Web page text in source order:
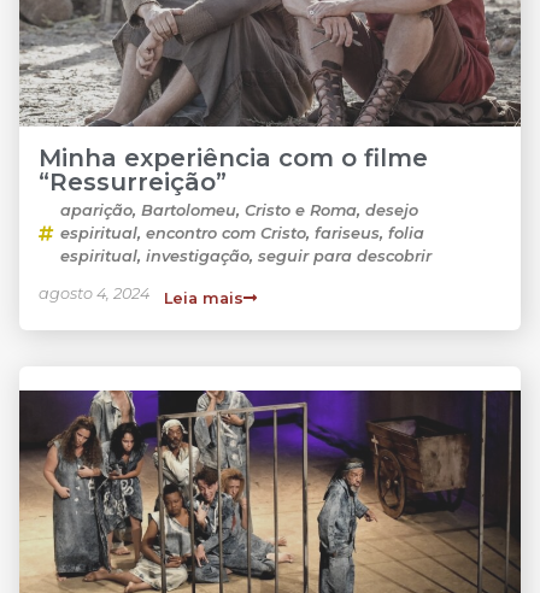
Minha experiência com o filme
“Ressurreição”
aparição, Bartolomeu, Cristo e Roma, desejo
espiritual, encontro com Cristo, fariseus, folia
espiritual, investigação, seguir para descobrir
agosto 4, 2024 Leia mais